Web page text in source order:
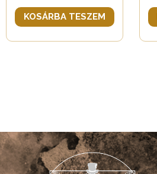
KOSÁRBA TESZEM